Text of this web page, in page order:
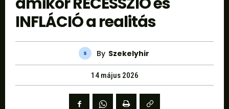
INFLÁCIÓ a realitás
By Szekelyhir
14 május 2026